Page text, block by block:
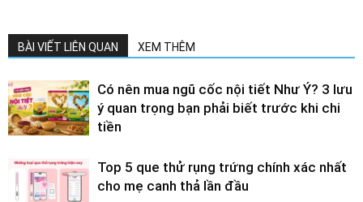
BÀI VIẾT LIÊN QUAN XEM THÊM
Có nên mua ngũ cốc nội tiết Như Ý? 3 lưu
ý quan trọng bạn phải biết trước khi chi
tiền
Top 5 que thử rụng trứng chính xác nhất
cho mẹ canh thả lần đầu